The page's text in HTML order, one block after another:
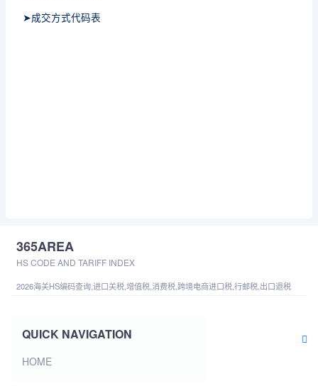
➤成交方式代码表
365AREA
HS CODE AND TARIFF INDEX
2026海关HS编码查询,进口关税,增值税,消费税,跨境电商进口税,行邮税,出口退税
QUICK NAVIGATION
HOME